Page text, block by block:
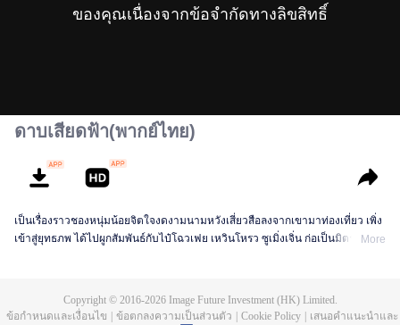
ของคุณเนื่องจากข้อจำกัดทางลิขสิทธิ์
ดาบเสียดฟ้า(พากย์ไทย)
เป็นเรื่องราวชองหนุ่มน้อยจิตใจงดงามนามหวังเสี่ยวสือลงจากเขามาท่องเที่ยว เพิ่ง
เข้าสู่ยุทธภพ ได้ไปผูกสัมพันธ์กับไป๋โฉวเฟย เหวินโหรว ซูเมิ่งเจิ่น ก่อเป็นมิตรภาพMore
Copyright © 2016-2026Image Future Investment (HK) Limited.
ข้อกำหนดและเงื่อนไข
ข้อตกลงความเป็นส่วนตัว Cookie Policy
เสนอคำแนะนำและ